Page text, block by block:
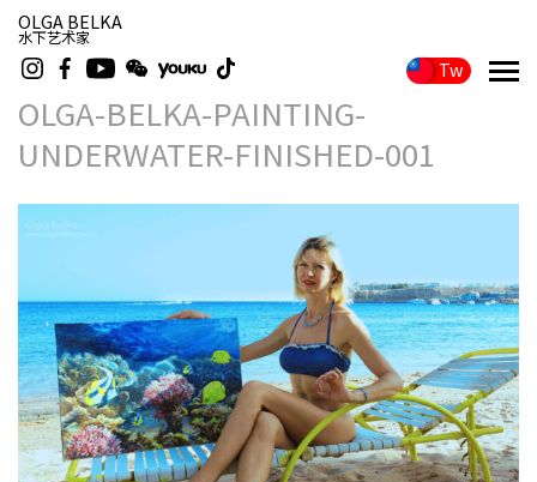
OLGA BELKA
水下艺术家
Tw
OLGA-BELKA-PAINTING-
UNDERWATER-FINISHED-001